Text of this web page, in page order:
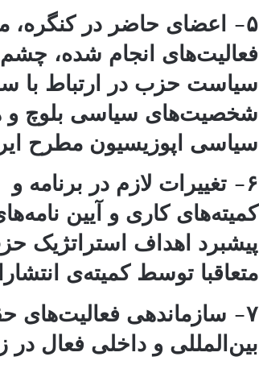
۵- اعضای حاضر در کنگره،
فعالیت‌های انجام شده، چشم
سیاست حزب در ارتباط با
شخصیت‌های سیاسى بلوچ و
سیاسى اپوزیسیون مطرح
۶- تغییرات لازم در
کمیته‌های کاری و آیین
پیشبرد اهداف استراتژیک
متعاقبا توسط کمیته‌ی
۷- سازماندهی فعالیت‌های
بین‌المللی و داخلی فعال